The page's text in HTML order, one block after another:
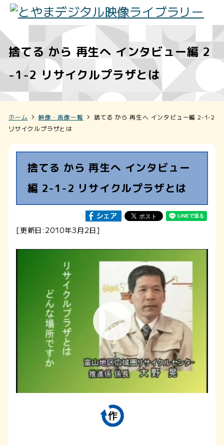
捨てる から 再生へ インタビュー編 2
-1-2 リサイクルプラザとは
ホーム 映像・画像一覧
捨てる から 再生へ インタビュー編 2-1-2
リサイクルプラザとは
捨てる から 再生へ インタビュー
編 2-1-2 リサイクルプラザとは
[更新日:2010年3月2日]